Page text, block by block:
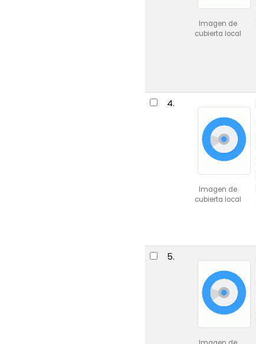
Imagen de
cubierta local
4.
Imagen de
cubierta local
5.